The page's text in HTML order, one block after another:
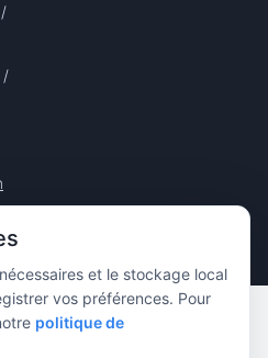
/
/
ToupTek Photonics Co.,
et le stockage local
vos préférences. Pour
politique de